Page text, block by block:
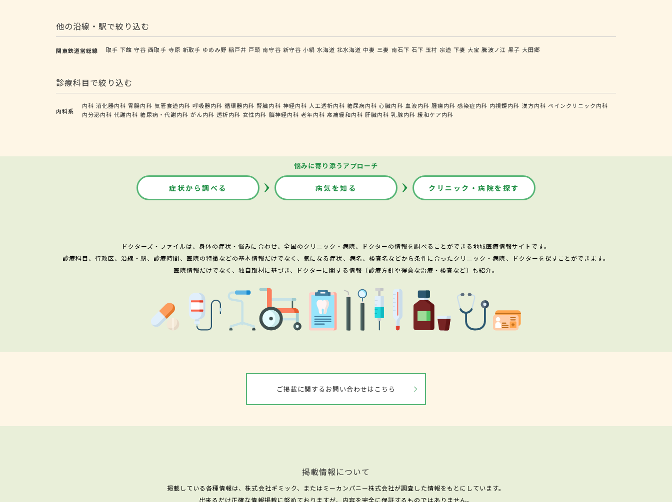
他の沿線・駅で絞り込む
関東鉄道常総線 取手 下館 守谷 西取手 寺原 新取手 ゆめみ野 稲戸井 戸頭 南守谷 新守谷 小絹 水海道 北水海道 中妻 三妻 南石下 石下 玉村 宗道 下妻 大宝 騰波ノ江 黒子 大田郷
診療科目で絞り込む
内科系
内科 消化器内科 胃腸内科 気管食道内科 呼吸器内科 循環器内科 腎臓内科 神経内科 人工透析内科 糖尿病内科 心臓内科 血液内科 腫瘍内科 感染症内科 内視鏡内科 漢方内科 ペインクリニック内科
内分泌内科 代謝内科 糖尿病・代謝内科 がん内科 透析内科 女性内科 脳神経内科 老年内科 疼痛緩和内科 肝臓内科 乳腺内科 緩和ケア内科
悩みに寄り添うアプローチ
症状から調べる 病気を知る クリニック・病院を探す
ドクターズ・ファイルは、身体の症状・悩みに合わせ、全国のクリニック・病院、ドクターの情報を調べることができる地域医療情報サイトです。
診療科目、行政区、沿線・駅、診療時間、医院の特徴などの基本情報だけでなく、気になる症状、病名、検査名などから条件に合ったクリニック・病院、ドクターを探すことができます。
医院情報だけでなく、独自取材に基づき、ドクターに関する情報（診療方針や得意な治療・検査など）も紹介。
ご掲載に関するお問い合わせはこちら
掲載情報について
掲載している各種情報は、株式会社ギミック、またはミーカンパニー株式会社が調査した情報をもとにしています。
出来るだけ正確な情報掲載に努めておりますが、内容を完全に保証するものではありません。